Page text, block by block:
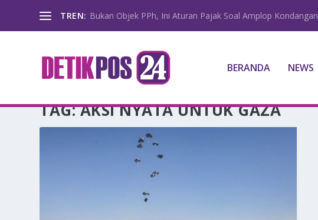
TREN: Bukan Objek PPh, Ini Aturan Pajak Soal Amplop Kondangan
BERANDA NEWS
TAG:AKSI NYATA UNTUK GAZA